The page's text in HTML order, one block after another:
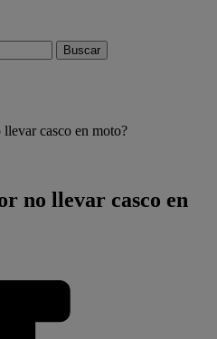
casco en moto?
no llevar casco en